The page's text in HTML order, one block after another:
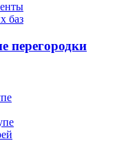
баз
перегородки